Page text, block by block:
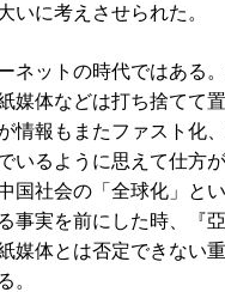
いに考えさせられた。
ネットの時代ではある
媒体などは打ち捨てて
情報もまたファスト化
いるように思えて仕方
国社会の「全球化」と
事実を前にした時、『
媒体とは否定できない
。